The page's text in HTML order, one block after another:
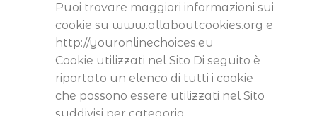
Puoi trovare maggiori informazioni sui
cookie su www.allaboutcookies.org e
http://youronlinechoices.eu
Cookie utilizzati nel Sito Di seguito è
riportato un elenco di tutti i cookie
che possono essere utilizzati nel Sito